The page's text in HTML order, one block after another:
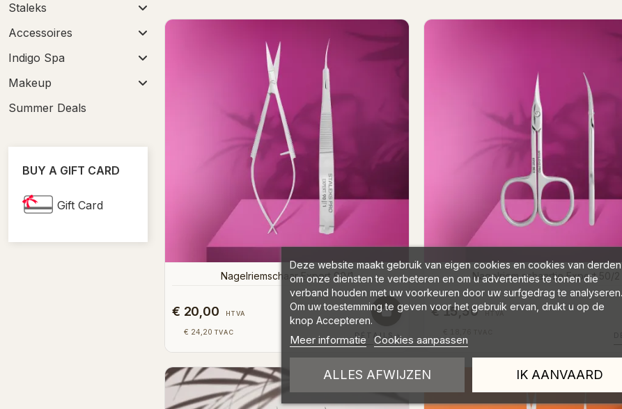
Nagelriemschaar Expert 90/1
€ 20,00 HTVA
€ 24,20 TVAC DÉTAILS →
Nagelriem schaartje Expert 50/2
€ 15,50
Staleks
Accessoires
Indigo Spa
Makeup
Summer Deals
BUY A GIFT CARD
Gift Card
Deze website maakt gebruik van eigen cookies en cookies van derden
om onze diensten te verbeteren en om u advertenties te tonen die
verband houden met uw voorkeuren door uw surfgedrag te analyseren.
Om uw toestemming te geven voor het gebruik ervan, drukt u op de
knop Accepteren.
Meer informatie Cookies aanpassen
ALLES AFWIJZEN IK AANVAARD